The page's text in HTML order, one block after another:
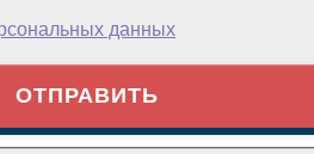
данных